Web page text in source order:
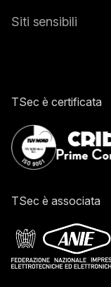
Siti sensibili
TSec è certificata
TSec è associata